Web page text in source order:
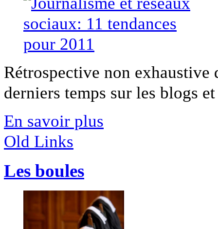
Rétrospective non exhaustive
derniers temps sur les blogs
En savoir plus
Old Links
Les boules